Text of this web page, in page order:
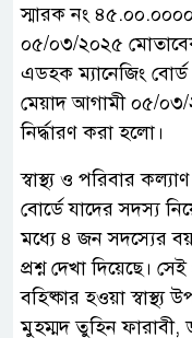
স্মারক নং
০৫/০৩/২০২৫ মোতাবেক
এডহক ম্যানেজিং
মেয়াদ আগামী ০৫/০৩/
নির্দ্ধারণ করা হলো।
স্বাস্থ্য ও পরিবার
বোর্ডে যাদের সদস্য
মধ্যে ৪ জন সদস্যের
প্রশ্ন দেখা দিয়েছে।
বহিষ্কার হওয়া স্বাস্থ্য
মুহম্মদ তুহিন